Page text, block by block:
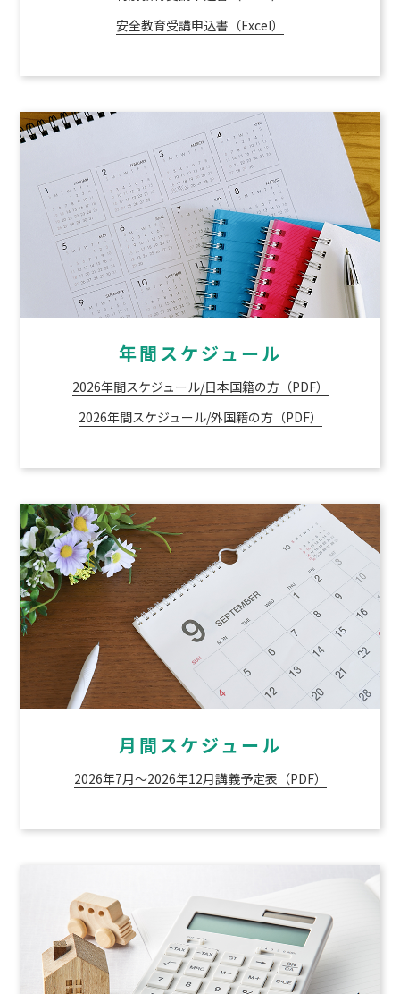
安全教育受講申込書（Excel）
年間スケジュール
2026年間スケジュール/日本国籍の方（PDF）
2026年間スケジュール/外国籍の方（PDF）
月間スケジュール
2026年7月～2026年12月講義予定表（PDF）